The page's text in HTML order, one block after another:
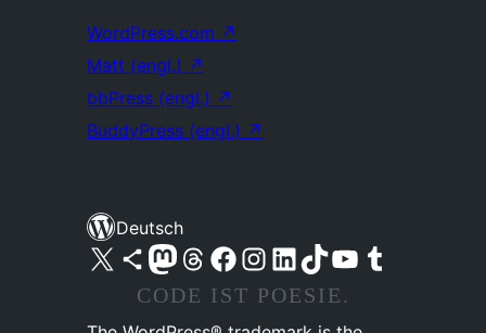
WordPress.com ↗
Matt (engl.) ↗
bbPress (engl.) ↗
BuddyPress (engl.) ↗
Deutsch
Unser X-Konto (früher Twitter) besuchen
Unser Bluesky-Konto besuchen
Unser Mastodon-Konto besuchen
Unser Threads-Konto besuchen
Unsere Facebook-Seite besuchen
Unser Instagram-Konto besuchen
Unser LinkedIn-Konto besuchen
Unser TikTok-Konto besuchen
Unseren YouTube-Kanal besuchen
Unser Tumblr-Konto besuchen
CODE IST POESIE.